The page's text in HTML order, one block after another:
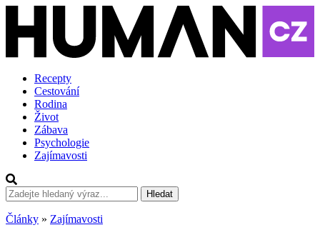
Recepty
Cestování
Rodina
Život
Zábava
Psychologie
Zajímavosti
Hledat
Články » Zajímavosti